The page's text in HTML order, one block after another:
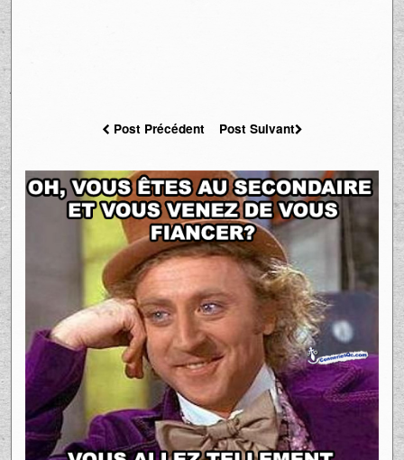
Post Précédent Post Suivant